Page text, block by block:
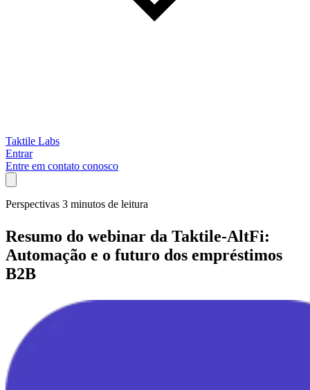
Taktile Labs
Entrar
Entre em contato conosco
Perspectivas 3 minutos de leitura
Resumo do webinar da Taktile-AltFi:
Automação e o futuro dos empréstimos
B2B